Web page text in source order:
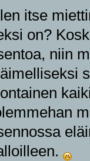
itse
on?
niin